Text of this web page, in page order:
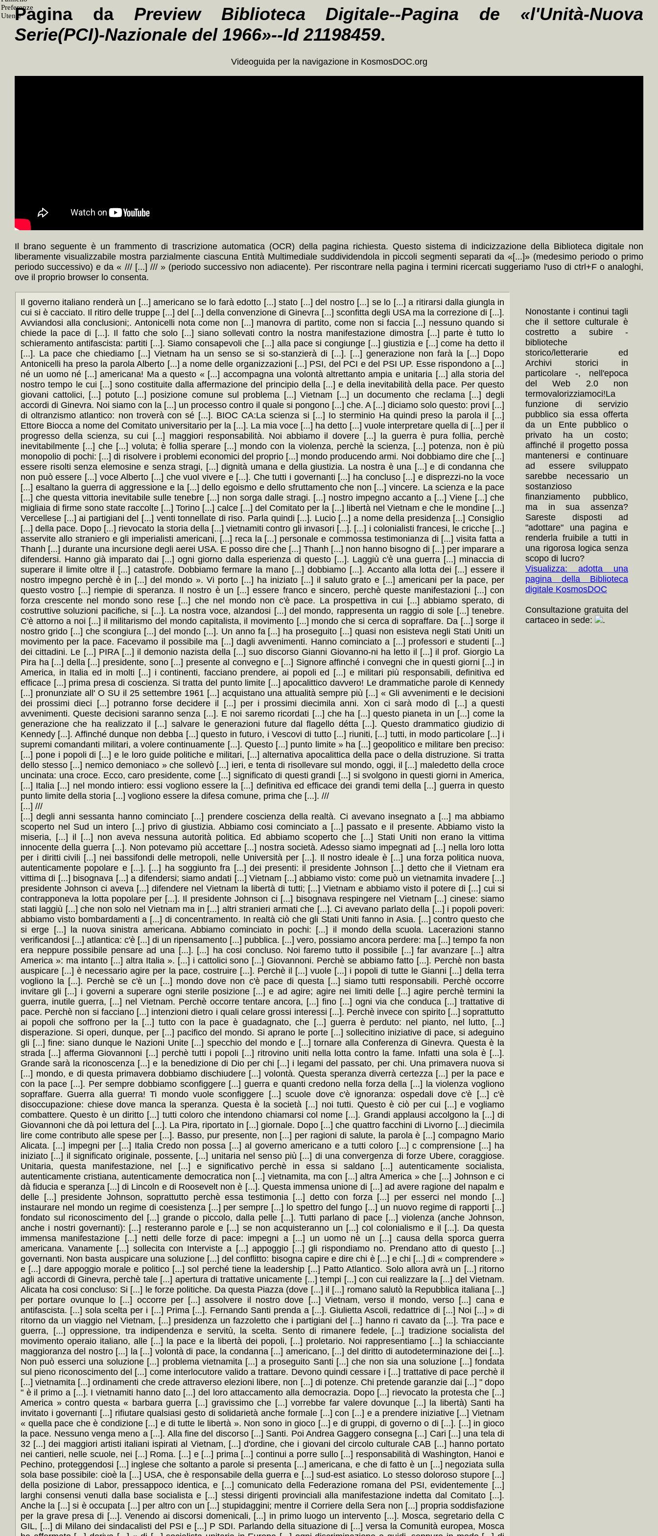
Pagina da Preview Biblioteca Digitale--Pagina de «l'Unità-Nuova
Serie(PCI)-Nazionale del 1966»--Id 21198459.
Videoguida per la navigazione in KosmosDOC.org
Il brano seguente è un frammento di trascrizione automatica (OCR) della pagina richiesta. Questo sistema di indicizzazione della Biblioteca digitale non
liberamente visualizzabile mostra parzialmente ciascuna Entità Multimediale suddividendola in piccoli segmenti separati da «[...]» (medesimo periodo o primo
periodo successivo) e da « /// [...] /// » (periodo successivo non adiacente). Per riscontrare nella pagina i termini ricercati suggeriamo l'uso di ctrl+F o analoghi,
ove il proprio browser lo consenta.
Il governo italiano renderà un [...] americano se lo farà edotto [...] stato [...] del nostro [...] se lo [...] a ritirarsi dalla giungla in
cui si è cacciato. Il ritiro delle truppe [...] del [...] della convenzione di Ginevra [...] sconfitta degli USA ma la correzione di [...].
Avviandosi alla conclusioni;. Antonicelli nota come non [...] manovra di partito, come non si faccia [...] nessuno quando si
chiede la pace di [...]. Il fatto che solo [...] siano sollevati contro la nostra manifestazione dimostra [...] parte è tutto lo
schieramento antifascista: partiti [...]. Siamo consapevoli che [...] alla pace si congiunge [...] giustizia e [...] come ha detto il
[...]. La pace che chiediamo [...] Vietnam ha un senso se si so-stanzierà di [...]. [...] generazione non farà la [...] Dopo
Antonicelli ha preso la parola Alberto [...] a nome delle organizzazioni [...] PSI, del PCI e del PSI UP. Esse rispondono a [...]
né un uomo né [...] americana! Ma a questo « [...] accompagna una volontà altrettanto ampia e unitaria [...] alla storia del
nostro tempo le cui [...] sono costituite dalla affermazione del principio della [...] e della inevitabilità della pace. Per questo
giovani cattolici, [...] potuto [...] posizione comune sul problema [...] Vietnam [...] un documento che reclama [...] degli
accordi di Ginevra. Noi siamo con la [...] un processo contro il quale si pongono [...] che. A [...] diciamo solo questo: provi [...]
di oltranzismo atlantico: non troverà con sé [...]. BIOC CA:La scienza si [...] Io sterminio Ha quindi preso la parola il [...]
Ettore Biocca a nome del Comitato universitario per la [...]. La mia voce [...] ha detto [...] vuole interpretare quella di [...] per il
progresso della scienza, su cui [...] maggiori responsabilità. Noi abbiamo il dovere [...] la guerra è pura follia, perchè
inevitabilmente [...] che [...] voluta; è follia sperare [...] mondo con la violenza, perchè la scienza, [...] potenza, non è più
monopolio di pochi: [...] di risolvere i problemi economici del proprio [...] mondo producendo armi. Noi dobbiamo dire che [...]
essere risolti senza elemosine e senza stragi, [...] dignità umana e della giustizia. La nostra è una [...] e di condanna che
non può essere [...] voce Alberto [...] che vuol vivere e [...]. Che tutti i governanti [...] ha concluso [...] e disprezzi-no la voce
[...] esaltano la guerra di aggressione e la [...] dello egoismo e dello sfruttamento che non [...] vincere. La scienza e la pace
[...] che questa vittoria inevitabile sulle tenebre [...] non sorga dalle stragi. [...] nostro impegno accanto a [...] Viene [...] che
migliaia di firme sono state raccolte [...] Torino [...] calce [...] del Comitato per la [...] libertà nel Vietnam e che le mondine [...]
Vercellese [...] ai partigiani del [...] venti tonnellate di riso. Parla quindi [...]. Lucio [...] a nome della presidenza [...] Consiglio
[...] della pace. Dopo [...] rievocato la storia della [...] vietnamiti contro gli invasori [...]. [...] i colonialisti francesi, le cricche [...]
asservite allo straniero e gli imperialisti americani, [...] reca la [...] personale e commossa testimonianza di [...] visita fatta a
Thanh [...] durante una incursione degli aerei USA. E posso dire che [...] Thanh [...] non hanno bisogno di [...] per imparare a
difendersi. Hanno già imparato dai [...] ogni giorno dalla esperienza di questo [...]. Laggiù c'è una guerra [...] minaccia di
superare il limite oltre il [...] catastrofe. Dobbiamo fermare la mano [...] dobbiamo [...]. Accanto alla lotta dei [...] essere il
nostro impegno perchè è in [...] del mondo ». Vi porto [...] ha iniziato [...] il saluto grato e [...] americani per la pace, per
questo vostro [...] riempie di speranza. Il nostro è un [...] essere franco e sincero, perchè queste manifestazioni [...] con
forza crescente nel mondo sono rese [...] che nel mondo non c'è pace. La prospettiva in cui [...] abbiamo sperato, di
costruttive soluzioni pacifiche, si [...]. La nostra voce, alzandosi [...] del mondo, rappresenta un raggio di sole [...] tenebre.
C'è attorno a noi [...] il militarismo del mondo capitalista, il movimento [...] mondo che si cerca di sopraffare. Da [...] sorge il
nostro grido [...] che scongiura [...] del mondo [...]. Un anno fa [...] ha proseguito [...] quasi non esisteva negli Stati Uniti un
movimento per la pace. Facevamo il possibile ma [...] dagli avvenimenti. Hanno cominciato a [...] professori e studenti [...]
dei cittadini. Le [...] PIRA [...] il demonio nazista della [...] suo discorso Gianni Giovanno-ni ha letto il [...] il prof. Giorgio La
Pira ha [...] della [...] presidente, sono [...] presente al convegno e [...] Signore affinché i convegni che in questi giorni [...] in
America, in Italia ed in molti [...] i continenti, facciano prendere, ai popoli ed [...] e militari più responsabili, definitiva ed
efficace [...] prima presa di coscienza. Si tratta del punto limite [...] apocalittico davvero! Le drammatiche parole di Kennedy
[...] pronunziate all' O SU il 25 settembre 1961 [...] acquistano una attualità sempre più [...] « Gli avvenimenti e le decisioni
dei prossimi dieci [...] potranno forse decidere il [...] per i prossimi diecimila anni. Xon ci sarà modo dì [...] a questi
avvenimenti. Queste decisioni saranno senza [...]. E noi saremo ricordati [...] che ha [...] questo pianeta in un [...] come la
generazione che ha realizzato il [...] salvare le generazioni future dal flagello détta [...]. Questo drammatico giudizio di
Kennedy [...]. Affinché dunque non debba [...] questo in futuro, i Vescovi di tutto [...] riuniti, [...] tutti, in modo particolare [...] i
supremi comandanti militari, a volere continuamente [...]. Questo [...] punto limite » ha [...] geopolitico e militare ben preciso:
[...] pone i popoli di [...] e le loro guide politiche e militari, [...] alternativa apocalittica della pace o della distruzione. Si tratta
dello stesso [...] nemico demoniaco » che sollevò [...] ieri, e tenta di risollevare sul mondo, oggi, il [...] maledetto della croce
uncinata: una croce. Ecco, caro presidente, come [...] significato di questi grandi [...] si svolgono in questi giorni in America,
[...] Italia [...] nel mondo intiero: essi vogliono essere la [...] definitiva ed efficace dei grandi temi della [...] guerra in questo
punto limite della storia [...] vogliono essere la difesa comune, prima che [...]. ///
[...] ///
[...] degli anni sessanta hanno cominciato [...] prendere coscienza della realtà. Ci avevano insegnato a [...] ma abbiamo scoperto nel Sud un intero [...] privo di giustizia. Abbiamo cosi cominciato a [...] passato e il presente. Abbiamo visto la miseria, [...] il [...] non aveva nessuna autorità politica. Ed abbiamo scoperto che [...] Stati Uniti non erano la vittima innocente della guerra [...]. Non potevamo più accettare [...] nostra società. Adesso siamo impegnati ad [...] nella loro lotta per i diritti civili [...] nei bassifondi delle metropoli, nelle Università per [...]. Il nostro ideale è [...] una forza politica nuova, autenticamente popolare e [...]. [...] ha soggiunto fra [...] dei presenti: il presidente Johnson [...] detto che il Vietnam era vittima di [...] bisognava [...] a difendersi; siamo andati [...] Vietnam [...] abbiamo visto: come può un vietnamita invadere [...] presidente Johnson ci aveva [...] difendere nel Vietnam la libertà di tutti; [...] Vietnam e abbiamo visto il potere di [...] cui si contrapponeva la lotta popolare per [...]. Il presidente Johnson ci [...] bisognava respingere nel Vietnam [...] cinese: siamo stati laggiù [...] che non solo nel Vietnam ma in [...] altri stranieri armati che [...]. Ci avevano parlato della [...] i popoli poveri: abbiamo visto bombardamenti a [...] di concentramento. In realtà ciò che gli Stati Uniti fanno in Asia. [...] contro questo che si erge [...] la nuova sinistra americana. Abbiamo cominciato in pochi: [...] il mondo della scuola. Lacerazioni stanno verificandosi [...] atlantica: c'è [...] di un ripensamento [...] pubblica. [...] vero, possiamo ancora perdere: ma [...] tempo fa non era neppure possibile pensare ad una [...]. [...] ha cosi concluso. Noi faremo tutto il possibile [...] far avanzare [...] altra America »: ma intanto [...] altra Italia ». [...] i cattolici sono [...] Giovannoni. Perchè se abbiamo fatto [...]. Perchè non basta auspicare [...] è necessario agire per la pace, costruire [...]. Perchè il [...] vuole [...] i popoli di tutte le Gianni [...] della terra vogliono la [...]. Perchè se c'è un [...] mondo dove non c'è pace di questa [...] siamo tutti responsabili. Perchè occorre invitare gli [...] i governi a superare ogni sterile posizione [...] e ad agire; agire nei limiti delle [...] agire perchè termini la guerra, inutile guerra, [...] nel Vietnam. Perchè occorre tentare ancora, [...] fino [...] ogni via che conduca [...] trattative di pace. Perchè non si facciano [...] intenzioni dietro i quali celare grossi interessi [...]. Perchè invece con spirito [...] soprattutto ai popoli che soffrono per la [...] tutto con la pace è guadagnato, che [...] guerra è perduto: nel pianto, nel lutto, [...] disperazione. Si operi, dunque, per [...] pacifico del mondo. Si aprano le porte [...] sollecitino iniziative di pace, si adeguino gli [...] fine: siano dunque le Nazioni Unite [...] specchio del mondo e [...] tornare alla Conferenza di Ginevra. Questa è la strada [...] afferma Giovannoni [...] perchè tutti i popoli [...] ritrovino uniti nella lotta contro la fame. Infatti una sola è [...]. Grande sarà la riconoscenza [...] e la benedizione di Dio per chi [...] i legami del passato, per chi. Una primavera nuova si [...] mondo, e di questa primavera dobbiamo dischiudere [...] volontà. Questa speranza diverrà certezza [...] per la pace e con la pace [...]. Per sempre dobbiamo sconfiggere [...] guerra e quanti credono nella forza della [...] la violenza vogliono sopraffare. Guerra alla guerra! Ti mondo vuole sconfiggere [...] scuole dove c'è ignoranza: ospedali dove c'è [...] c'è disoccupazione: chiese dove manca la speranza. Questa è la società [...] noi tutti. Questo è ciò per cui [...] e vogliamo combattere. Questo è un diritto [...] tutti coloro che intendono chiamarsi col nome [...]. Grandi applausi accolgono la [...] di Giovannoni che dà poi lettura del [...]. La Pira, riportato in [...] giornale. Dopo [...] che quattro facchini di Livorno [...] diecimila lire come contributo alle spese per [...]. Basso, pur presente, non [...] per ragioni di salute, la parola è [...] compagno Mario Alicata. [...] impegni per [...] Italia Credo non possa [...] al governo americano e a tutti coloro [...] c comprensione [...] ha iniziato [...] il significato originale, possente, [...] unitaria nel senso più [...] di una convergenza di forze Ubere, coraggiose. Unitaria, questa manifestazione, nel [...] e significativo perchè in essa si saldano [...] autenticamente socialista, autenticamente cristiana, autenticamente democratica non [...] vietnamita, ma con [...] altra America » che [...] Johnson e ci dà fiducia e speranza [...] di Lincoln e di Roosevelt non è [...]. Questa immensa unione di [...] ad avere ragione del napalm e delle [...] presidente Johnson, soprattutto perchè essa testimonia [...] detto con forza [...] per esserci nel mondo [...] instaurare nel mondo un regime di coesistenza [...] per sempre [...] lo spettro del fungo [...] un nuovo regime di rapporti [...] fondato sul riconoscimento del [...] grande o piccolo, dalla pelle [...]. Tutti parlano di pace [...] violenza (anche Johnson, anche i nostri governanti): [...] resteranno parole e [...] se non acquisteranno un [...] col colonialismo e il [...]. Da questa immensa manifestazione [...] netti delle forze di pace: impegni a [...] un uomo nè un [...] causa della sporca guerra americana. Vanamente [...] sollecita con Interviste a [...] appoggio [...] gli rispondiamo no. Prendano atto di questo [...] governanti. Non basta auspicare una soluzione [...] del conflitto: bisogna capire e dire chi è [...] e chi [...] di « comprendere » e [...] dare appoggio morale e politico [...] sol perché tiene la leadership [...] Patto Atlantico. Solo allora avrà un [...] ritorno agli accordi di Ginevra, perchè tale [...] apertura di trattative unicamente [...] tempi [...] con cui realizzare la [...] del Vietnam. Alicata ha cosi concluso: Si [...] le forze politiche. Da questa Piazza (dove [...] il [...] romano salutò la Repubblica italiana [...] per portare ovunque lo [...] occorre per [...] assolvere il nostro dove [...] Vietnam, verso il mondo, verso [...] cana e antifascista. [...] sola scelta per i [...] Prima [...]. Fernando Santi prenda a [...]. Giulietta Ascoli, redattrice di [...] Noi [...] » di ritorno da un viaggio nel Vietnam, [...] presidenza un fazzoletto che i partigiani del [...] hanno ri cavato da [...]. Tra pace e guerra, [...] oppressione, tra indipendenza e servitù, la scelta. Sento di rimanere fedele, [...] tradizione socialista del movimento operaio italiano, alle [...] la pace e la libertà dei popoli, [...] proletario. Noi rappresentiamo [...] la schiacciante maggioranza del nostro [...] la [...] volontà di pace, la condanna [...] americano, [...] del diritto di autodeterminazione dei [...]. Non può esserci una soluzione [...] problema vietnamita [...] a proseguito Santi [...] che non sia una soluzione [...] fondata sul pieno riconoscimento del [...] come interlocutore valido a trattare. Devono quindi cessare i [...] trattative di pace perchè il [...] vietnamita [...] ordinamenti che crede attraverso elezioni libere, non [...] di potenze. Chi pretende garanzie dai [...] " dopo " è il primo a [...]. I vietnamiti hanno dato [...] del loro attaccamento alla democrazia. Dopo [...] rievocato la protesta che [...] America » contro questa « barbara guerra [...] gravissimo che [...] vorrebbe far valere dovunque [...] la libertà) Santi ha invitato i governanti [...] rifiutare qualsiasi gesto di solidarietà anche formale [...] con [...] e a prendere iniziative [...] Vietnam « quella pace che è condizione [...] e di tutte le libertà ». Non sono in gioco [...] e di gruppi, di governo o di [...]. [...] in gioco la pace. Nessuno venga meno a [...]. Alla fine del discorso [...] Santi. Poi Andrea Gaggero consegna [...] Cari [...] una tela di 32 [...] dei maggiori artisti italiani ispirati al Vietnam, [...] d'ordine, che i giovani del circolo culturale CAB [...] hanno portato nei cantieri, nelle scuole, nei [...] Roma. [...] e [...] prima [...] continui a porre sullo [...] responsabilità di Washington, Hanoi e Pechino, proteggendosi [...] inglese che soltanto a parole si presenta [...] americana, e che di fatto è un [...] negoziata sulla sola base possibile: cioè la [...] USA, che è responsabile della guerra e [...] sud-est asiatico. Lo stesso doloroso stupore [...] della posizione di Labor, pressappoco identica, e [...] comunicato della Federazione romana del PSI, evidentemente [...] larghi consensi venuti dalla base socialista e [...] stessi dirigenti provinciali alla manifestazione indetta dal Comitato [...]. Anche la [...] si è occupata [...] per altro con un [...] stupidaggini; mentre il Corriere della Sera non [...] propria soddisfazione per la grave presa di [...]. Venendo ai discorsi domenicali, [...] in primo luogo un intervento [...]. Mosca, segretario della C GIL, [...] di Milano dei sindacalisti del PSI e [...] P SDI. Parlando della situazione di [...] versa la Comunità europea, Mosca ha affermato [...] deriva [...] « di [...] socialista unitaria in Europa [...] ogni discriminazione e guidi, seppure in modo [...] di tutte le forze progressiste, cattoliche, laiche [...]. Egli ha quindi sottolineato [...] di creare rappresentanze democratiche in seno agli [...] Comunità, istituendo a tale scopo [...] regolamenti [...] delle rappresentanze governative, parlamentari e dei sindacati [...]. In campo democristiano, discorsi [...] fra gli altri, dal ministro Pastore, che [...] programmi per il Mezzogiorno, e dal sottosegretario [...] che ha accennato alle [...] maggiore coesione » [...] della [...] confermando così indirettamente le [...] in corso verso la costituzione di un [...] potere cui aderiranno anche i morotei, insieme [...] ai [...]. Si tratterebbe in sostanza [...] vecchia corrente di « Iniziativa democratica », [...] d. [...] della [...] si è soffermato anche [...]. Piccoli in un ar
Nonostante i continui tagli
che il settore culturale è
costretto a subire -
biblioteche
storico/letterarie ed
Archivi storici in
particolare -, nell'epoca
del Web 2.0 non
termovalorizziamoci!La
funzione di servizio
pubblico sia essa offerta
da un Ente pubblico o
privato ha un costo;
affinché il progetto possa
mantenersi e continuare
ad essere sviluppato
sarebbe necessario un
sostanzioso
finanziamento pubblico,
ma in sua assenza?
Sareste disposti ad
"adottare" una pagina e
renderla fruibile a tutti in
una rigorosa logica senza
scopo di lucro?
Visualizza: adotta una
pagina della Biblioteca
digitale KosmosDOC
Consultazione gratuita del
cartaceo in sede:
.